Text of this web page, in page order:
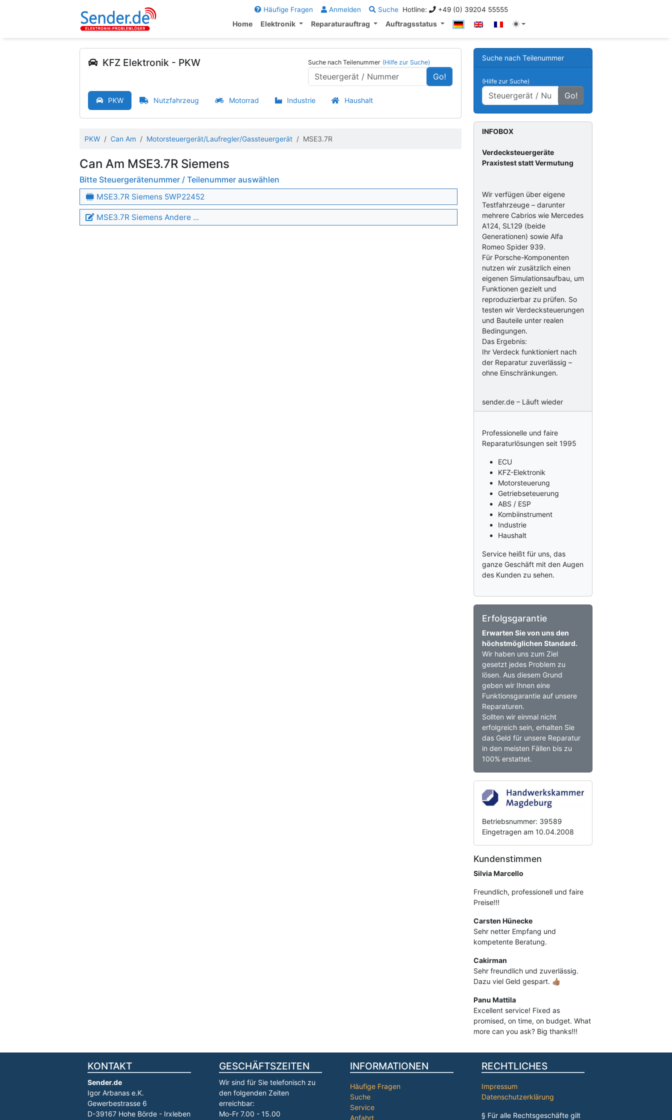
Häufige Fragen Anmelden Suche Hotline: +49 (0) 39204 55555
Home Elektronik Reparaturauftrag Auftragsstatus
KFZ Elektronik - PKW Suche nach Teilenummer (Hilfe zur Suche)
Go!
PKW Nutzfahrzeug Motorrad Industrie Haushalt
PKW Can Am Motorsteuergerät/Laufregler/Gassteuergerät MSE3.7R
Can Am MSE3.7R Siemens
Bitte Steuergerätenummer / Teilenummer auswählen
MSE3.7R Siemens 5WP22452
MSE3.7R Siemens Andere ...
Suche nach Teilenummer
(Hilfe zur Suche)
Go!
INFOBOX
Verdecksteuergeräte
Praxistest statt Vermutung
Wir verfügen über eigene
Testfahrzeuge – darunter
mehrere Cabrios wie Mercedes
A124, SL129 (beide
Generationen) sowie Alfa
Romeo Spider 939.
Für Porsche-Komponenten
nutzen wir zusätzlich einen
eigenen Simulationsaufbau, um
Funktionen gezielt und
reproduzierbar zu prüfen. So
testen wir Verdecksteuerungen
und Bauteile unter realen
Bedingungen.
Das Ergebnis:
Ihr Verdeck funktioniert nach
der Reparatur zuverlässig –
ohne Einschränkungen.
sender.de – Läuft wieder
Professionelle und faire
Reparaturlösungen seit 1995
ECU
KFZ-Elektronik
Motorsteuerung
Getriebseteuerung
ABS / ESP
Kombiinstrument
Industrie
Haushalt
Service heißt für uns, das
ganze Geschäft mit den Augen
des Kunden zu sehen.
Erfolgsgarantie
Erwarten Sie von uns den
höchstmöglichen Standard.
Wir haben uns zum Ziel
gesetzt jedes Problem zu
lösen. Aus diesem Grund
geben wir Ihnen eine
Funktionsgarantie auf unsere
Reparaturen.
Sollten wir einmal nicht
erfolgreich sein, erhalten Sie
das Geld für unsere Reparatur
in den meisten Fällen bis zu
100% erstattet.
Betriebsnummer: 39589
Eingetragen am 10.04.2008
Kundenstimmen
Silvia Marcello
Freundlich, professionell und faire
Preise!!!
Carsten Hünecke
Sehr netter Empfang und
kompetente Beratung.
Cakirman
Sehr freundlich und zuverlässig.
Dazu viel Geld gespart. 👍🏽
Panu Mattila
Excellent service! Fixed as
promised, on time, on budget. What
more can you ask? Big thanks!!!
KONTAKT
Sender.de
Igor Arbanas e.K.
Gewerbestrasse 6
D-39167 Hohe Börde - Irxleben
GESCHÄFTSZEITEN
Wir sind für Sie telefonisch zu
den folgenden Zeiten
erreichbar:
Mo-Fr 7.00 - 15.00
INFORMATIONEN
Häufige Fragen
Suche
Service
Anfahrt
RECHTLICHES
Impressum
Datenschutzerklärung
§ Für alle Rechtsgeschäfte gilt